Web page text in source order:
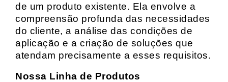
de um produto existente. Ela envolve a
compreensão profunda das necessidades
do cliente, a análise das condições de
aplicação e a criação de soluções que
atendam precisamente a esses requisitos.
Nossa Linha de Produtos